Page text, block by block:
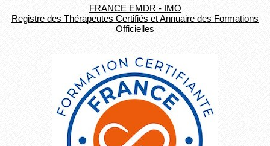
FRANCE EMDR - IMO
Registre des Thérapeutes Certifiés et Annuaire des Formations
Officielles